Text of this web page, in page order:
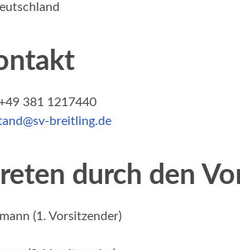
381 1217440
breitling.de
durch den
(1. Vorsitzender)